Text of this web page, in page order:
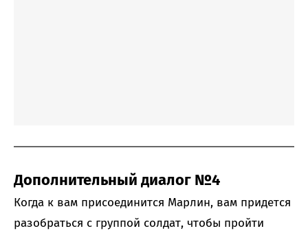
Дополнительный диалог №4
Когда к вам присоединится Марлин, вам придется
разобраться с группой солдат, чтобы пройти